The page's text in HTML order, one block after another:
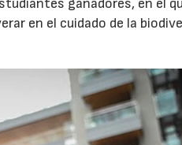
ganadores, en el
en el cuidado de la